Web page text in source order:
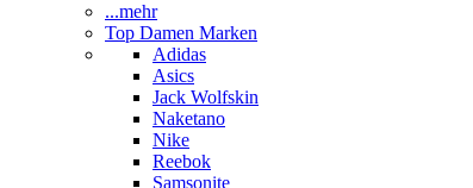
...mehr
Top Damen Marken
Adidas
Asics
Jack Wolfskin
Naketano
Nike
Reebok
Samsonite